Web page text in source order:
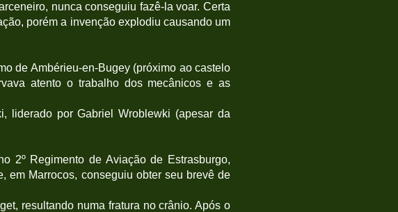
nunca conseguiu fazê-la voar. Certa
porém a invenção explodiu causando um
de Ambérieu-en-Bugey (próximo ao castelo
atento o trabalho dos mecânicos e as
liderado por Gabriel Wroblewki (apesar da
2º Regimento de Aviação de Estrasburgo,
em Marrocos, conseguiu obter seu brevê de
resultando numa fratura no crânio. Após o